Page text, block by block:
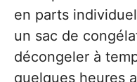
en parts
un sac de
décongeler à
quelques heures